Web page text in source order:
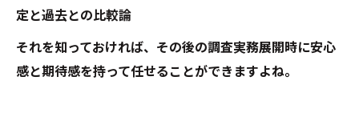
定と過去との比較論
それを知っておければ、その後の調査実務展開時に安心
感と期待感を持って任せることができますよね。